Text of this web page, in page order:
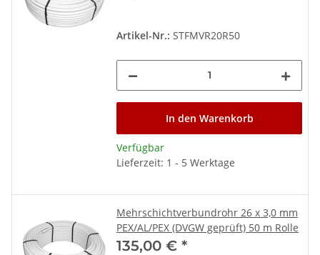
Artikel-Nr.: STFMVR20R50
In den Warenkorb
Verfügbar
Lieferzeit: 1 - 5 Werktage
Mehrschichtverbundrohr 26 x 3,0 mm
PEX/AL/PEX (DVGW geprüft) 50 m Rolle
135,00 € *